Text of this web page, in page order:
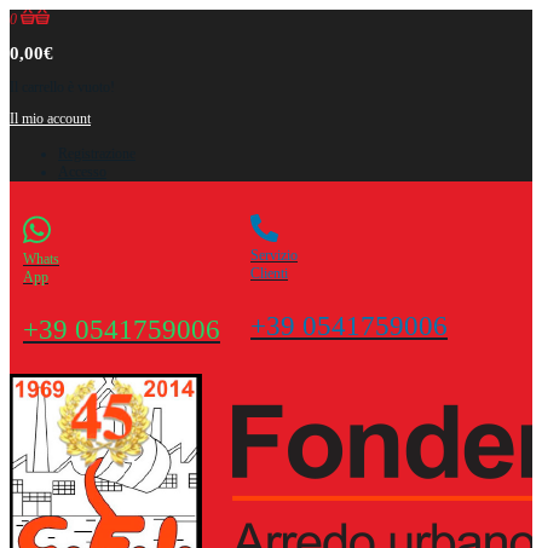
0
0,00€
Il mio account
Servizio
Clienti
+39 0541759006
Whats
App
+39 0541759006